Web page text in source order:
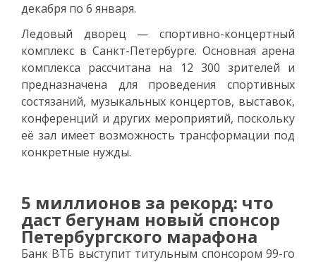
декабря по 6 января.
Ледовый дворец — спортивно-концертный
комплекс в Санкт-Петербурге. Основная арена
комплекса рассчитана на 12 300 зрителей и
предназначена для проведения спортивных
состязаний, музыкальных концертов, выставок,
конференций и других мероприятий, поскольку
её зал имеет возможность трансформации под
конкретные нужды.
5 миллионов за рекорд: что
даст бегунам новый спонсор
Петербургского марафона
Банк ВТБ выступит титульным спонсором 99-го